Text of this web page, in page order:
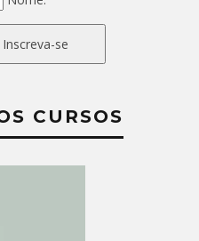
Inscreva-se
CURSOS